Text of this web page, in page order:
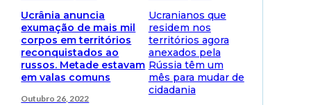
Ucrânia anuncia
exumação de mais mil
corpos em territórios
reconquistados ao
russos. Metade estavam
em valas comuns
Outubro 26, 2022
Ucranianos que
residem nos
territórios agora
anexados pela
Rússia têm um
mês para mudar de
cidadania